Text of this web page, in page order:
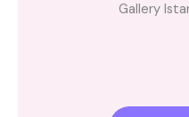
Gallery